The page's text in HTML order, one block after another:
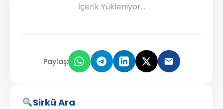
İçerik Yükleniyor...
Paylaş:
Sirkü Ara